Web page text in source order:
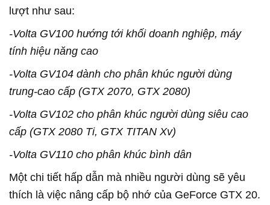
lượt như sau:
-Volta GV100 hướng tới khối doanh nghiệp, máy
tính hiệu năng cao
-Volta GV104 dành cho phân khúc người dùng
trung-cao cấp (GTX 2070, GTX 2080)
-Volta GV102 cho phân khúc người dùng siêu cao
cấp (GTX 2080 Ti, GTX TITAN Xv)
-Volta GV110 cho phân khúc bình dân
Một chi tiết hấp dẫn mà nhiều người dùng sẽ yêu
thích là việc nâng cấp bộ nhớ của GeForce GTX 20.